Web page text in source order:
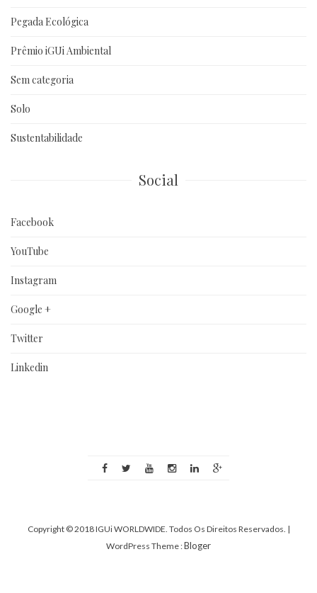
Pegada Ecológica
Prêmio iGUi Ambiental
Sem categoria
Solo
Sustentabilidade
Social
Facebook
YouTube
Instagram
Google +
Twitter
Linkedin
Copyright © 2018 IGUi WORLDWIDE. Todos Os Direitos Reservados. |
WordPress Theme :Bloger